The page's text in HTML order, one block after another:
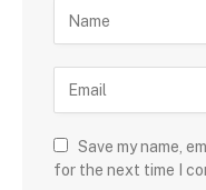
Save my name,
for the next time I